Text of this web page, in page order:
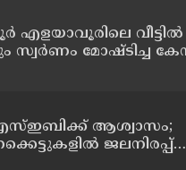
എളയാവൂരിലെ വീട്ടിൽ
സ്വർണം മോഷ്ടിച്ച
ആശ്വാസം;
ജലനിരപ്പ്